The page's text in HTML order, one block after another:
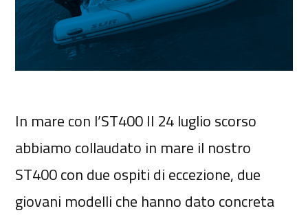
In mare con l’ST400 Il 24 luglio scorso
abbiamo collaudato in mare il nostro
ST400 con due ospiti di eccezione, due
giovani modelli che hanno dato concreta